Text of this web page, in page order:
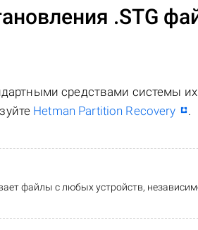
.STG
средствами системы их
Hetman Partition Recovery .
файлы с любых устройств,